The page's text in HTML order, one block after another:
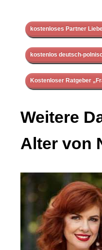
kostenloses Partner
kostenlos deutsch-
Kostenloser Ratgeber
Weitere
Alter von